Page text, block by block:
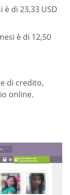
di 23,33 USD
è di 12,50
di credito,
online.